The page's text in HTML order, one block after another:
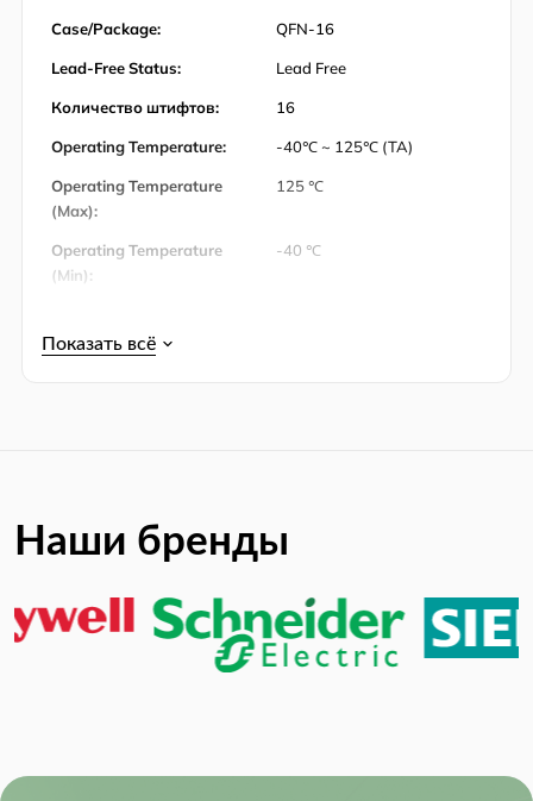
Case/Package: QFN-16
Lead-Free Status: Lead Free
Количество штифтов: 16
Operating Temperature: -40℃ ~ 125℃ (TA)
Operating Temperature
(Max):
125 ℃
Operating Temperature
(Min):
-40 ℃
Упаковка:
Наши бренды